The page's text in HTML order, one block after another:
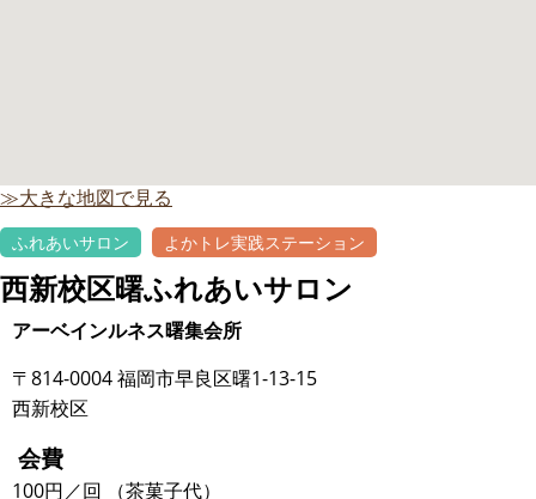
≫大きな地図で見る
ふれあいサロン よかトレ実践ステーション
西新校区曙ふれあいサロン
アーベインルネス曙集会所
〒814-0004 福岡市早良区曙1-13-15
西新校区
会費
100円／回 （茶菓子代）